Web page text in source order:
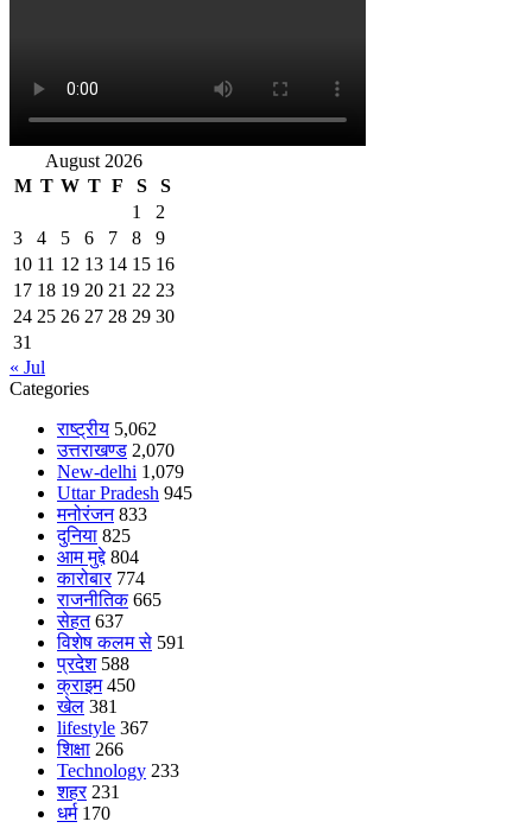
August 2026
M T W T F S
S
1
2
3
4 5 6 7 8
9
10 11 12 13 14 15 16
17 18 19 20 21 22 23
24 25 26 27 28 29 30
31
« Jul
Categories
राष्ट्रीय 5,062
उत्तराखण्ड 2,070
New-delhi 1,079
Uttar Pradesh 945
मनोरंजन 833
दुनिया 825
आम मुद्दे 804
कारोबार 774
राजनीतिक 665
सेहत 637
विशेष कलम से 591
प्रदेश 588
क्राइम 450
खेल 381
lifestyle 367
शिक्षा 266
Technology 233
शहर 231
धर्म 170